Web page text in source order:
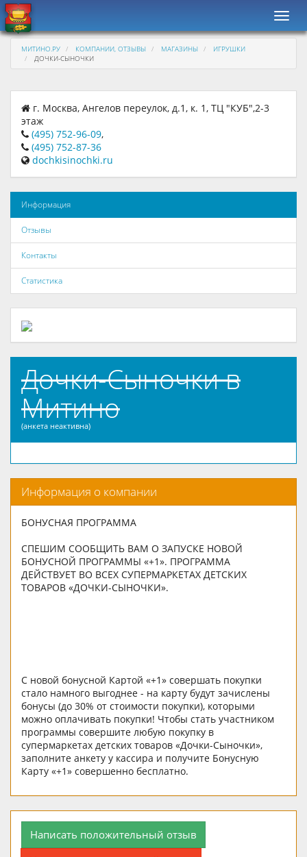
МИТИНО.РУ КОМПАНИИ, ОТЗЫВЫ МАГАЗИНЫ
ИГРУШКИ
ДОЧКИ-СЫНОЧКИ
г. Москва, Ангелов переулок, д.1, к. 1, ТЦ "КУБ",2-3
этаж
(495) 752-96-09,
(495) 752-87-36
dochkisinochki.ru
Информация
Отзывы
Контакты
Статистика
Дочки-Сыночки в
Митино
(анкета неактивна)
Информация о компании
БОНУСНАЯ ПРОГРАММА
СПЕШИМ СООБЩИТЬ ВАМ О ЗАПУСКЕ НОВОЙ
БОНУСНОЙ ПРОГРАММЫ «+1». ПРОГРАММА
ДЕЙСТВУЕТ ВО ВСЕХ СУПЕРМАРКЕТАХ ДЕТСКИХ
ТОВАРОВ «ДОЧКИ-СЫНОЧКИ».
С новой бонусной Картой «+1» совершать покупки
стало намного выгоднее - на карту будут зачислены
бонусы (до 30% от стоимости покупки), которыми
можно оплачивать покупки! Чтобы стать участником
программы совершите любую покупку в
супермаркетах детских товаров «Дочки-Сыночки»,
заполните анкету у кассира и получите Бонусную
Карту «+1» совершенно бесплатно.
Написать положительный отзыв